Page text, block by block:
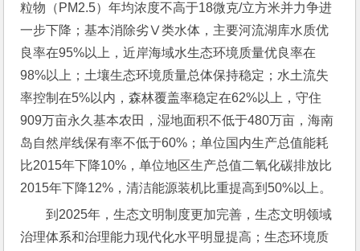
粒物（PM2.5）年均浓度不高于18微克/立方米并力争进
一步下降；基本消除劣Ⅴ类水体，主要河流湖库水质优
良率在95%以上，近岸海域水生态环境质量优良率在
98%以上；土壤生态环境质量总体保持稳定；水土流失
率控制在5%以内，森林覆盖率稳定在62%以上，守住
909万亩永久基本农田，湿地面积不低于480万亩，海南
岛自然岸线保有率不低于60%；单位国内生产总值能耗
比2015年下降10%，单位地区生产总值二氧化碳排放比
2015年下降12%，清洁能源装机比重提高到50%以上。
到2025年，生态文明制度更加完善，生态文明领域
治理体系和治理能力现代化水平明显提高；生态环境质